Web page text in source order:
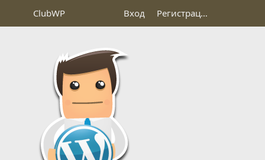
ClubWP Вход Регистрация